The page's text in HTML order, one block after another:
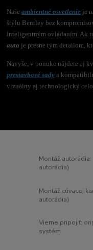
Našeambientné osvetlenie je
štýlu Bentley bez
inteligentným ovládaním. Ak
auta je presne tým detailom,
Navyše, v ponuke nájdete aj
prestavbové sady a
vizuálny aj technologický
Montáž
autorádia)
Montáž cúvacej
autorádia)
Vieme pripojiť:
systém